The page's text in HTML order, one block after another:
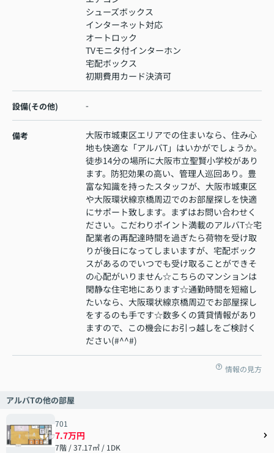
シューズボックス
インターネット対応
オートロック
TVモニタ付インターホン
宅配ボックス
初期費用カード決済可
設備(その他) -
備考
大阪市城東区エリアでの住まいなら、住み心
地も快適な「アルバT」はいかがでしょうか。
徒歩14分の場所に大阪市立聖賢小学校があり
ます。防犯効果の高い、管理人巡回あり。豊
富な知識を持ったスタッフが、大阪市城東区
や大阪環状線京橋周辺でのお部屋探しを快適
にサポート致します。まずはお問い合わせく
ださい。こだわりポイント満載のアルバT☆宅
配業者の再配達時間を過ぎたら荷物を受け取
りが後日になってしまいますが、宅配ボック
スがあるのでいつでも受け取ることができそ
の心配がいりません☆こちらのマンションは
閑静な住宅地にあります☆通勤時間を短縮し
たいなら、大阪環状線京橋周辺でお部屋探し
をするのも手です☆数多くの賃貸情報があり
ますので、この機会にお引っ越しをご検討く
ださい(#^^#)
情報の見方
アルバTの他の部屋
701
7.7万円
7階 / 37.17㎡ / 1DK